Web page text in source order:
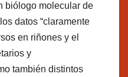
biólogo molecular de
datos “claramente
en riñones y el
y
también distintos